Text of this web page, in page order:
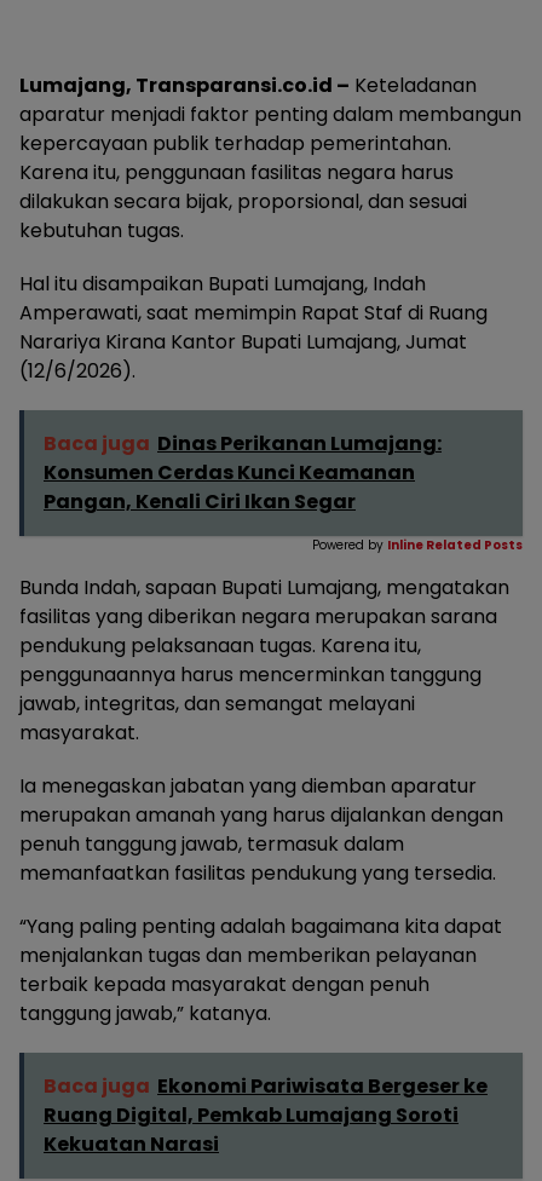
Lumajang, Transparansi.co.id – Keteladanan
aparatur menjadi faktor penting dalam membangun
kepercayaan publik terhadap pemerintahan.
Karena itu, penggunaan fasilitas negara harus
dilakukan secara bijak, proporsional, dan sesuai
kebutuhan tugas.
Hal itu disampaikan Bupati Lumajang, Indah
Amperawati, saat memimpin Rapat Staf di Ruang
Narariya Kirana Kantor Bupati Lumajang, Jumat
(12/6/2026).
Baca juga Dinas Perikanan Lumajang:
Konsumen Cerdas Kunci Keamanan
Pangan, Kenali Ciri Ikan Segar
Powered by Inline Related Posts
Bunda Indah, sapaan Bupati Lumajang, mengatakan
fasilitas yang diberikan negara merupakan sarana
pendukung pelaksanaan tugas. Karena itu,
penggunaannya harus mencerminkan tanggung
jawab, integritas, dan semangat melayani
masyarakat.
Ia menegaskan jabatan yang diemban aparatur
merupakan amanah yang harus dijalankan dengan
penuh tanggung jawab, termasuk dalam
memanfaatkan fasilitas pendukung yang tersedia.
“Yang paling penting adalah bagaimana kita dapat
menjalankan tugas dan memberikan pelayanan
terbaik kepada masyarakat dengan penuh
tanggung jawab,” katanya.
Baca juga Ekonomi Pariwisata Bergeser ke
Ruang Digital, Pemkab Lumajang Soroti
Kekuatan Narasi